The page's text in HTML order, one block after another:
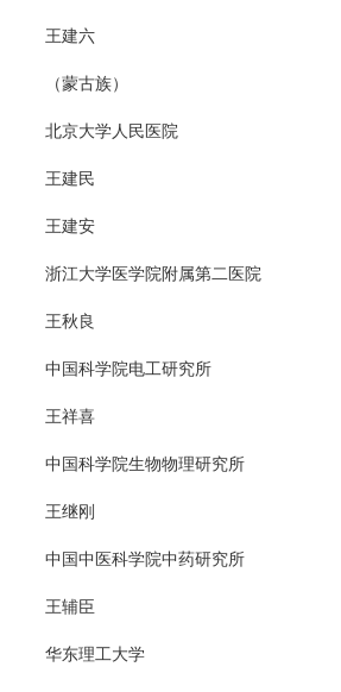
王建六
（蒙古族）
北京大学人民医院
王建民
王建安
浙江大学医学院附属第二医院
王秋良
中国科学院电工研究所
王祥喜
中国科学院生物物理研究所
王继刚
中国中医科学院中药研究所
王辅臣
华东理工大学